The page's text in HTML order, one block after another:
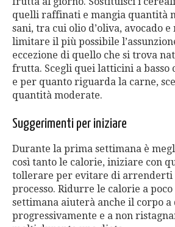
quelli raffinati e mangia quantità
sani, tra cui olio d’oliva, avocado e
limitare il più possibile
eccezione di quello che si trova
frutta. Scegli quei latticini a basso
e per quanto riguarda la carne,
quantità moderate.
Suggerimenti per iniziare
Durante la prima settimana è
così tanto le calorie, iniziare con
tollerare per evitare di arrenderti
processo. Ridurre le calorie a poco
settimana aiuterà anche il corpo
progressivamente e a non